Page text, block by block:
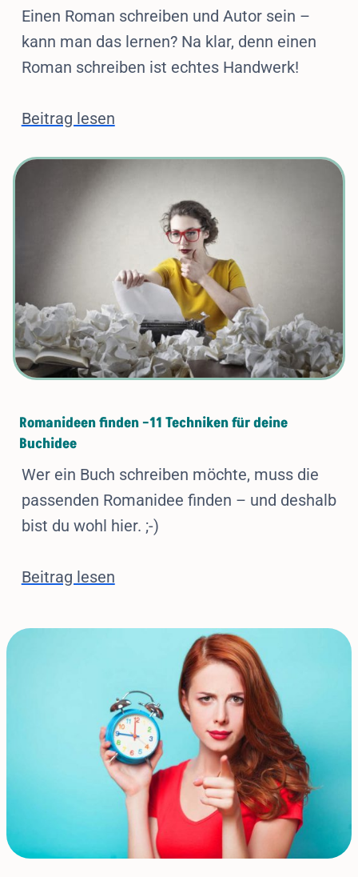
Einen Roman schreiben und Autor sein –
kann man das lernen? Na klar, denn einen
Roman schreiben ist echtes Handwerk!
Beitrag lesen
Romanideen finden –11 Techniken für deine
Buchidee
Wer ein Buch schreiben möchte, muss die
passenden Romanidee finden – und deshalb
bist du wohl hier. ;-)
Beitrag lesen